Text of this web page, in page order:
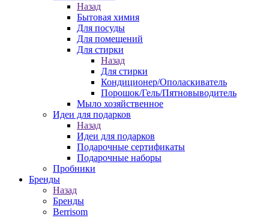
Назад
Бытовая химия
Для посуды
Для помещений
Для стирки
Назад
Для стирки
Кондиционер/Ополаскиватель
Порошок/Гель/Пятновыводитель
Мыло хозяйственное
Идеи для подарков
Назад
Идеи для подарков
Подарочные сертификаты
Подарочные наборы
Пробники
Бренды
Назад
Бренды
Berrisom